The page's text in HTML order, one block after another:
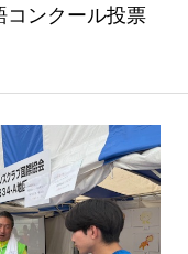
ンクール投票